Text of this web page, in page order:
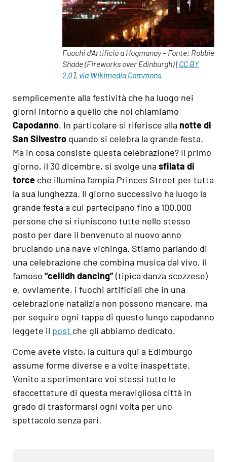
Fuochi d’Artificio a Hogmanay – Fonte: Robbie
Shade (Fireworks over Edinburgh) [CC BY
2.0], via Wikimedia Commons
semplicemente alla festività che ha luogo nei
giorni intorno a quello che noi chiamiamo
Capodanno. In particolare si riferisce alla notte di
San Silvestro quando si celebra la grande festa.
Ma in cosa consiste questa celebrazione? Il primo
giorno, il 30 dicembre, si svolge una sfilata di
torce che illumina l’ampia Princes Street per tutta
la sua lunghezza. Il giorno successivo ha luogo la
grande festa a cui partecipano fino a 100.000
persone che si riuniscono tutte nello stesso
posto per dare il benvenuto al nuovo anno
bruciando una nave vichinga. Stiamo parlando di
una celebrazione che combina musica dal vivo, il
famoso “ceilidh dancing”(tipica danza scozzese)
e, ovviamente, i fuochi artificiali che in una
celebrazione natalizia non possono mancare, ma
per seguire ogni tappa di questo lungo capodanno
leggete il post che gli abbiamo dedicato.
Come avete visto, la cultura qui a Edimburgo
assume forme diverse e a volte inaspettate.
Venite a sperimentare voi stessi tutte le
sfaccettature di questa meravigliosa città in
grado di trasformarsi ogni volta per uno
spettacolo senza pari.